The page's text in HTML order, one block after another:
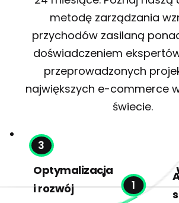
metodę zarządzania
przychodów zasilaną
doświadczeniem
przeprowadzonych
największych e-commerce
świecie.
Optymalizacja
i rozwój